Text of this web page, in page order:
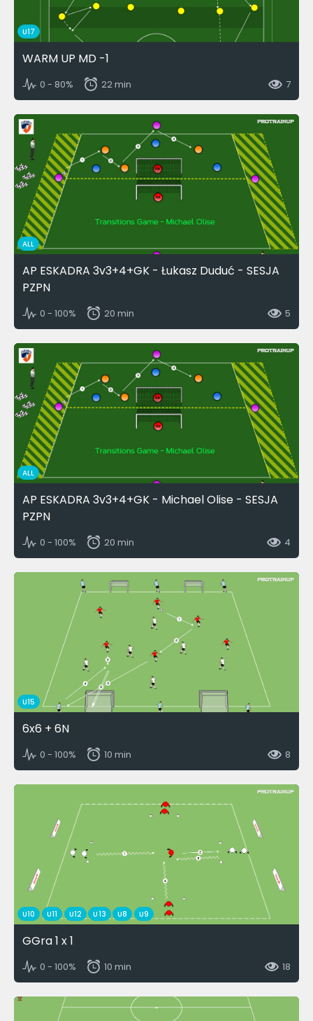
U17
WARM UP MD -1
0 - 80% 22 min 7
ALL
AP ESKADRA 3v3+4+GK - Łukasz Duduć - SESJA
PZPN
0 - 100% 20 min 5
ALL
AP ESKADRA 3v3+4+GK - Michael Olise - SESJA
PZPN
0 - 100% 20 min 4
U15
6x6 + 6N
0 - 100% 10 min 8
U10 U11 U12 U13 U8 U9
GGra 1 x 1
0 - 100% 10 min 18